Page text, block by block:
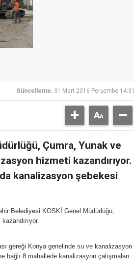
Güncelleme: 31 Mart 2016 Perşembe 14:31
Çumra, Yunak ve
hizmeti kazandırıyor.
kanalizasyon şebekesi
Belediyesi KOSKİ Genel Müdürlüğü,
gereği Konya genelinde su ve kanalizasyon
bağlı 8 mahallede kanalizasyon çalışmaları